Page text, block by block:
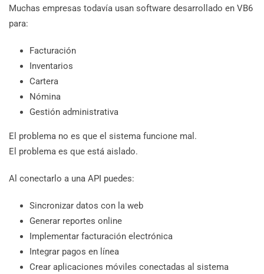
Muchas empresas todavía usan software desarrollado en VB6
para:
Facturación
Inventarios
Cartera
Nómina
Gestión administrativa
El problema no es que el sistema funcione mal.
El problema es que está aislado.
Al conectarlo a una API puedes:
Sincronizar datos con la web
Generar reportes online
Implementar facturación electrónica
Integrar pagos en línea
Crear aplicaciones móviles conectadas al sistema